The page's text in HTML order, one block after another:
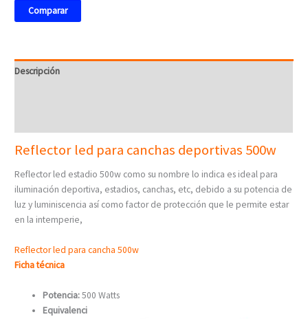
Comparar
Descripción
Reflector led para canchas deportivas 500w
Reflector led estadio 500w como su nombre lo indica es ideal para
iluminación deportiva, estadios, canchas, etc, debido a su potencia de
luz y luminiscencia así como factor de protección que le permite estar
en la intemperie,
Reflector led para cancha 500w
Ficha técnica
Potencia:500 Watts
Equivalenci